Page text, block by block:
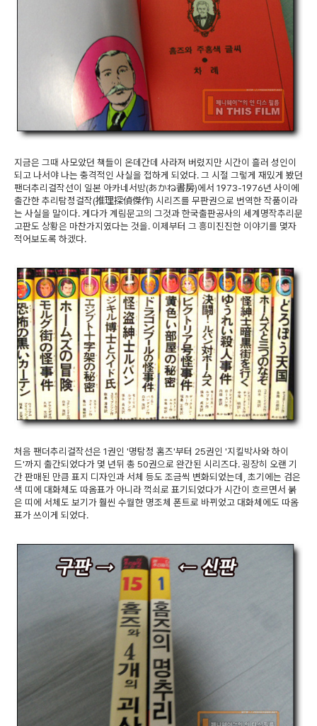
지금은 그때 사모았던 책들이 온데간데 사라져 버렸지만 시간이 흘러 성인이
되고 나서야 나는 충격적인 사실을 접하게 되었다. 그 시절 그렇게 재밌게 봤던
팬더추리걸작선이 일본 아카네서방(あかね書房)에서 1973-1976년 사이에
출간한 추리탐정걸작(推理探偵傑作) 시리즈를 무판권으로 번역한 작품이라
는 사실을 말이다. 게다가 계림문고의 그것과 한국출판공사의 세계명작추리문
고판도 상황은 마찬가지였다는 것을. 이제부터 그 흥미진진한 이야기를 몇자
적어보도록 하겠다.
처음 팬더추리걸작선은 1권인 '명탐정 홈즈'부터 25권인 '지킬박사와 하이
드'까지 출간되었다가 몇 년뒤 총 50권으로 완간된 시리즈다. 굉장히 오랜 기
간 판매된 만큼 표지 디자인과 서체 등도 조금씩 변화되었는데, 초기에는 검은
색 띠에 대화체도 따옴표가 아니라 꺽쇠로 표기되었다가 시간이 흐르면서 붉
은 띠에 서체도 보기가 훨씬 수월한 명조체 폰트로 바뀌었고 대화체에도 따옴
표가 쓰이게 되었다.